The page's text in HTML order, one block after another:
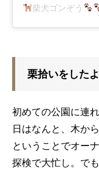
柴犬ゴンぞう
栗拾いをしたよ
初めての公園に連
日はなんと、木か
ということでオー
探検で大忙し。で